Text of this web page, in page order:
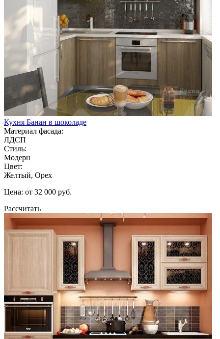
Кухня Банан в шоколаде
Материал фасада:
ЛДСП
Стиль:
Модерн
Цвет:
Желтый, Орех
Цена: от 32 000 руб.
Рассчитать